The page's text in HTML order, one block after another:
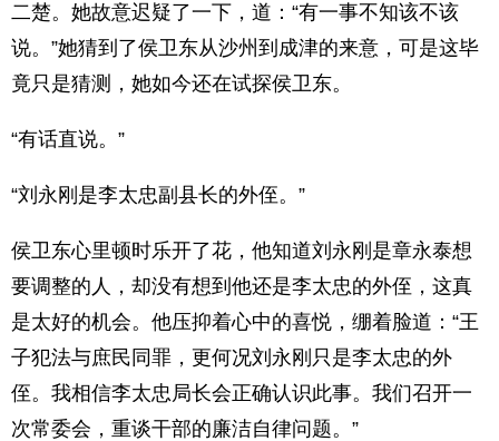
二楚。她故意迟疑了一下，道：“有一事不知该不该
说。”她猜到了侯卫东从沙州到成津的来意，可是这毕
竟只是猜测，她如今还在试探侯卫东。
“有话直说。”
“刘永刚是李太忠副县长的外侄。”
侯卫东心里顿时乐开了花，他知道刘永刚是章永泰想
要调整的人，却没有想到他还是李太忠的外侄，这真
是太好的机会。他压抑着心中的喜悦，绷着脸道：“王
子犯法与庶民同罪，更何况刘永刚只是李太忠的外
侄。我相信李太忠局长会正确认识此事。我们召开一
次常委会，重谈干部的廉洁自律问题。”